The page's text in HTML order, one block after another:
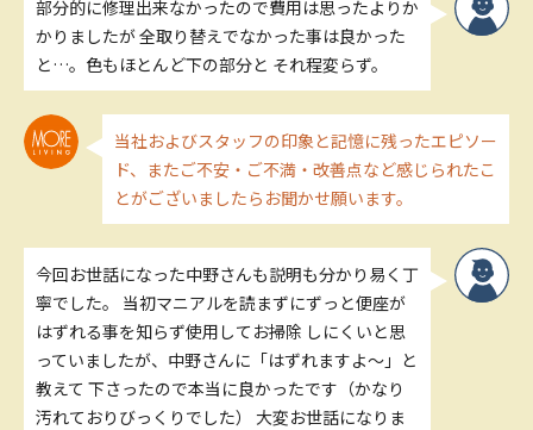
部分的に修理出来なかったので費用は思ったよりか
かりましたが 全取り替えでなかった事は良かった
と…。色もほとんど下の部分と それ程変らず。
当社およびスタッフの印象と記憶に残ったエピソー
ド、またご不安・ご不満・改善点など感じられたこ
とがございましたらお聞かせ願います。
今回お世話になった中野さんも説明も分かり易く丁
寧でした。 当初マニアルを読まずにずっと便座が
はずれる事を知らず使用してお掃除 しにくいと思
っていましたが、中野さんに「はずれますよ～」と
教えて 下さったので本当に良かったです（かなり
汚れておりびっくりでした） 大変お世話になりま